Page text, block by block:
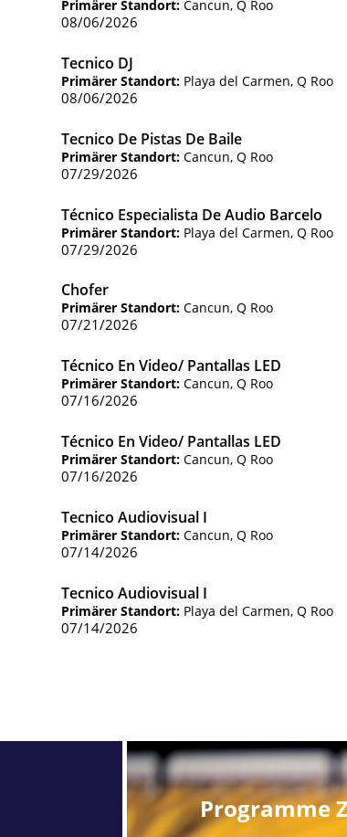
Primärer Standort: Cancun, Q Roo
08/06/2026
Tecnico DJ
Primärer Standort: Playa del Carmen, Q Roo
08/06/2026
Tecnico De Pistas De Baile
Primärer Standort: Cancun, Q Roo
07/29/2026
Técnico Especialista De Audio Barcelo
Primärer Standort: Playa del Carmen, Q Roo
07/29/2026
Chofer
Primärer Standort: Cancun, Q Roo
07/21/2026
Técnico En Video/ Pantallas LED
Primärer Standort: Cancun, Q Roo
07/16/2026
Técnico En Video/ Pantallas LED
Primärer Standort: Cancun, Q Roo
07/16/2026
Tecnico Audiovisual I
Primärer Standort: Cancun, Q Roo
07/14/2026
Tecnico Audiovisual I
Primärer Standort: Playa del Carmen, Q Roo
07/14/2026
Programme